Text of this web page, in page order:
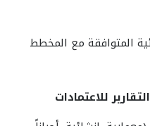
المتوافقة مع المخطط
للاعتمادات